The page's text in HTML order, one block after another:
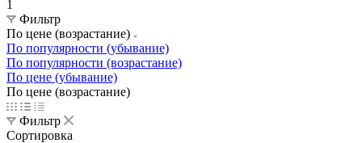
1
Фильтр
По цене (возрастание)
По популярности (убывание)
По популярности (возрастание)
По цене (убывание)
По цене (возрастание)
Фильтр
Сортировка